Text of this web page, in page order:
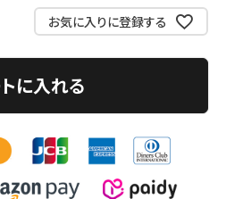
会員登録
お気に入りに登録する
に入れる